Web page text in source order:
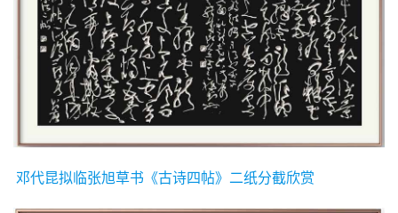
邓代昆拟临张旭草书《古诗四帖》二纸分截欣赏